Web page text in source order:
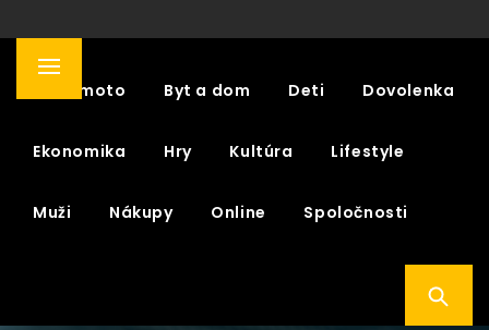
Primary
Auto moto Byt a dom Deti Dovolenka
Ekonomika Hry Kultúra Lifestyle
Muži Nákupy Online Spoločnosti